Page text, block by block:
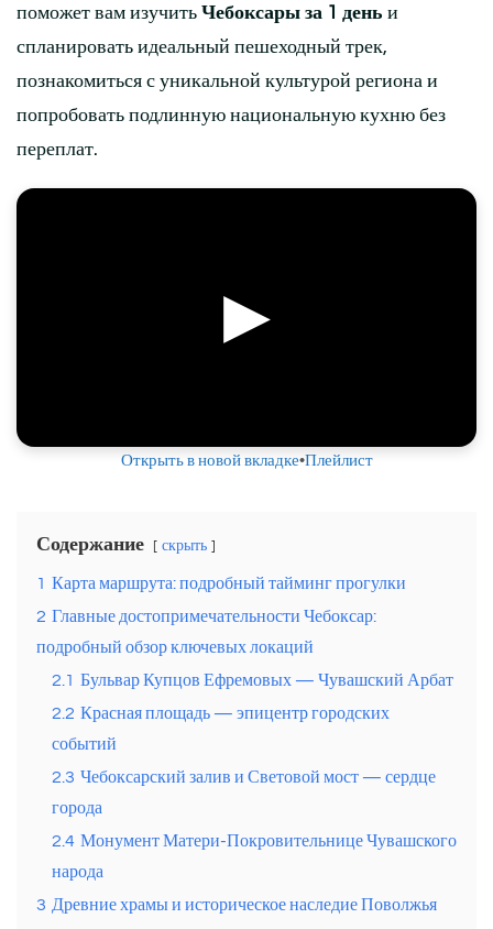
поможет вам изучить Чебоксары за 1 день и
спланировать идеальный пешеходный трек,
познакомиться с уникальной культурой региона и
попробовать подлинную национальную кухню без
переплат.
▶
Открыть в новой вкладке•Плейлист
Содержание скрыть
1 Карта маршрута: подробный тайминг прогулки
2 Главные достопримечательности Чебоксар:
подробный обзор ключевых локаций
2.1 Бульвар Купцов Ефремовых — Чувашский Арбат
2.2 Красная площадь — эпицентр городских
событий
2.3 Чебоксарский залив и Световой мост — сердце
города
2.4 Монумент Матери-Покровительнице Чувашского
народа
3 Древние храмы и историческое наследие Поволжья